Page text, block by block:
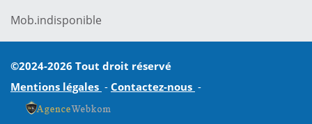
Mob.indisponible
©2024-2026 Tout droit réservé
Mentions légales - Contactez-nous -